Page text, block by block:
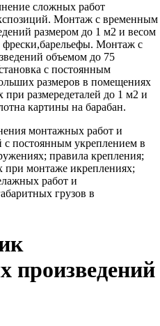
сложных работ
Монтаж с временным
размером до 1 м2 и весом
фрески,барельефы. Монтаж с
объемом до 75
с постоянным
размеров в помещениях
при размередеталей до 1 м2 и
картины на барабан.
монтажных работ и
постоянным укреплением в
правила крепления;
монтаже икреплениях;
работ и
грузов в
произведений